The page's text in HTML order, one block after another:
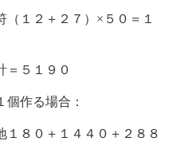
）×５０＝１
０
作る場合：
４０＋２８８